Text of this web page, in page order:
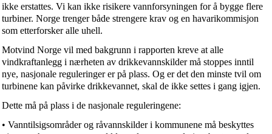
ikke erstattes. Vi kan ikke risikere vannforsyningen for å bygge flere
turbiner. Norge trenger både strengere krav og en havarikommisjon
som etterforsker alle uhell.
Motvind Norge vil med bakgrunn i rapporten kreve at alle
vindkraftanlegg i nærheten av drikkevannskilder må stoppes inntil
nye, nasjonale reguleringer er på plass. Og er det den minste tvil om
turbinene kan påvirke drikkevannet, skal de ikke settes i gang igjen.
Dette må på plass i de nasjonale reguleringene:
• Vanntilsigsområder og råvannskilder i kommunene må beskyttes